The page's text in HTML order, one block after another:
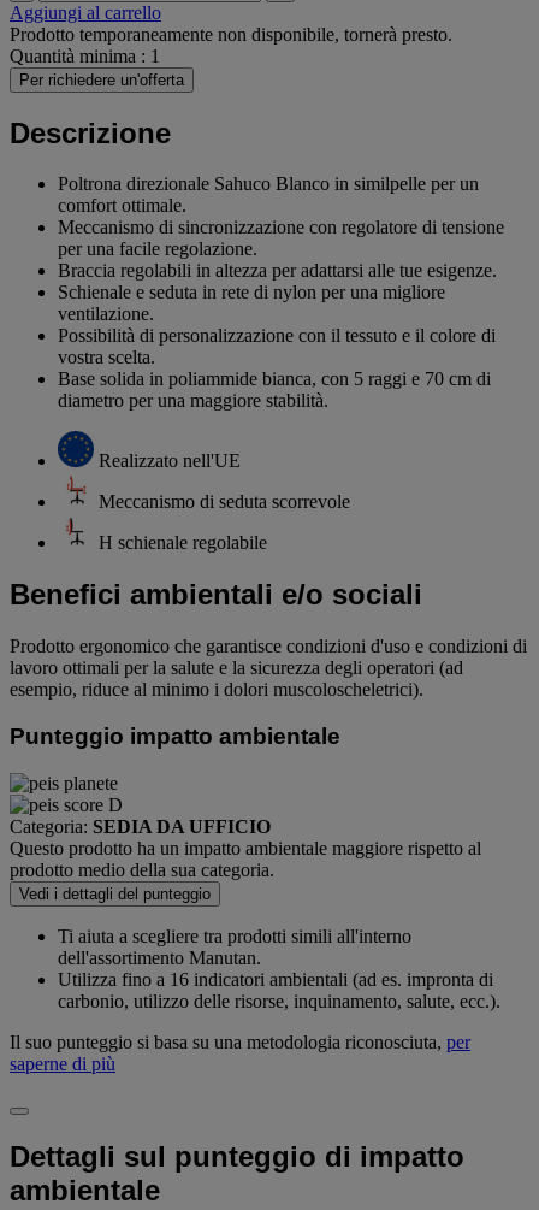
Aggiungi al carrello
Prodotto temporaneamente non disponibile, tornerà presto.
Quantità minima : 1
Per richiedere un'offerta
Descrizione
Poltrona direzionale Sahuco Blanco in similpelle per un
comfort ottimale.
Meccanismo di sincronizzazione con regolatore di tensione
per una facile regolazione.
Braccia regolabili in altezza per adattarsi alle tue esigenze.
Schienale e seduta in rete di nylon per una migliore
ventilazione.
Possibilità di personalizzazione con il tessuto e il colore di
vostra scelta.
Base solida in poliammide bianca, con 5 raggi e 70 cm di
diametro per una maggiore stabilità.
Realizzato nell'UE
Meccanismo di seduta scorrevole
H schienale regolabile
Benefici ambientali e/o sociali
Prodotto ergonomico che garantisce condizioni d'uso e condizioni di
lavoro ottimali per la salute e la sicurezza degli operatori (ad
esempio, riduce al minimo i dolori muscoloscheletrici).
Punteggio impatto ambientale
Categoria: SEDIA DA UFFICIO
Questo prodotto ha un impatto ambientale maggiore rispetto al
prodotto medio della sua categoria.
Vedi i dettagli del punteggio
Ti aiuta a scegliere tra prodotti simili all'interno
dell'assortimento Manutan.
Utilizza fino a 16 indicatori ambientali (ad es. impronta di
carbonio, utilizzo delle risorse, inquinamento, salute, ecc.).
Il suo punteggio si basa su una metodologia riconosciuta, per
saperne di più
Dettagli sul punteggio di impatto
ambientale